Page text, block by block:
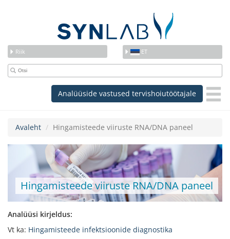
Riik ET
Analüüside vastused tervishoiutöötajale
Avaleht Hingamisteede viiruste RNA/DNA paneel
Hingamisteede viiruste RNA/DNA paneel
Analüüsi kirjeldus:
Vt ka: Hingamisteede infektsioonide diagnostika